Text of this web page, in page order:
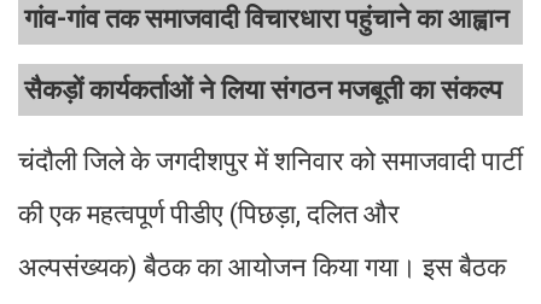
गांव-गांव तक समाजवादी विचारधारा पहुंचाने का आह्वान
सैकड़ों कार्यकर्ताओं ने लिया संगठन मजबूती का संकल्प
चंदौली जिले के जगदीशपुर में शनिवार को समाजवादी पार्टी
की एक महत्वपूर्ण पीडीए (पिछड़ा, दलित और
अल्पसंख्यक) बैठक का आयोजन किया गया। इस बैठक